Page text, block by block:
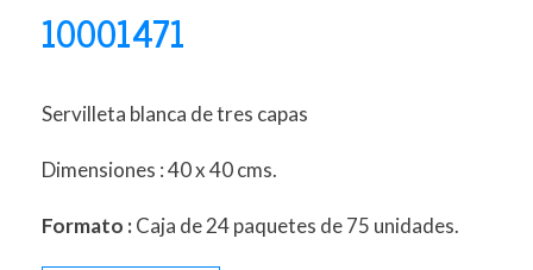
10001471
Servilleta blanca de tres capas
Dimensiones : 40 x 40 cms.
Formato :Caja de 24 paquetes de 75 unidades.